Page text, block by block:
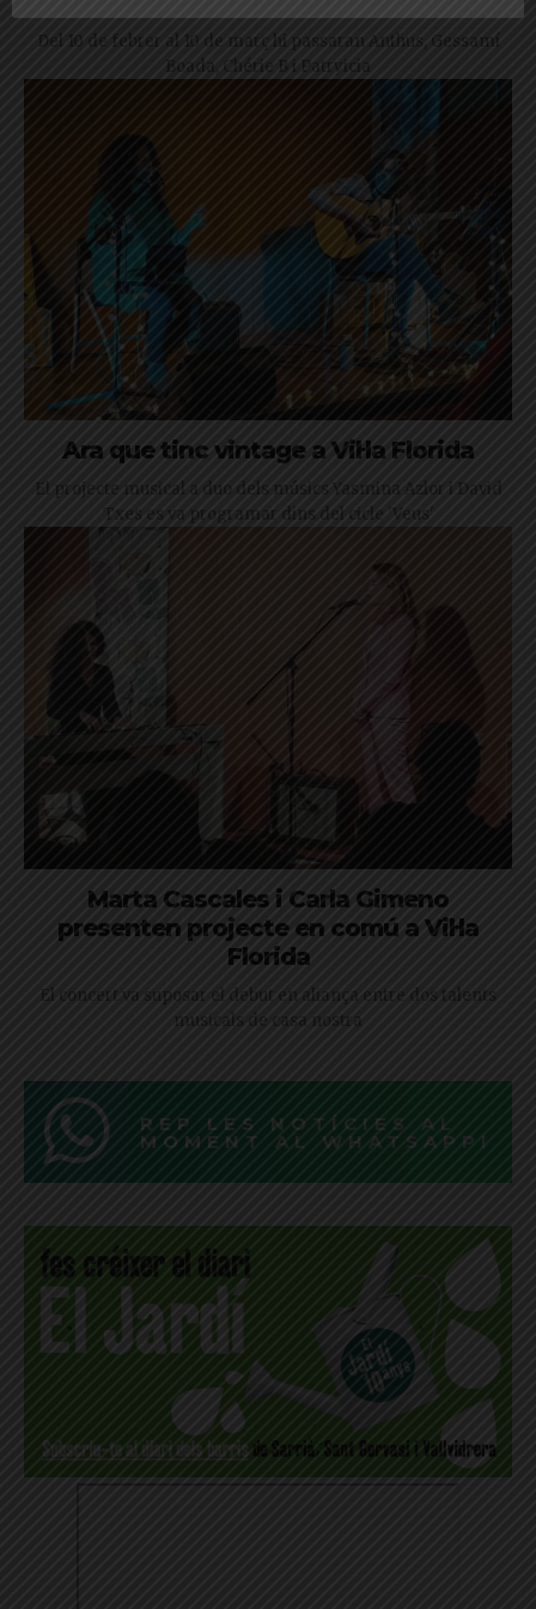
Del 10 de febrer al 10 de març hi passaran Anthus, Gessamí
Boada, Chérie B i Patryicia
Ara que tinc vintage a Vil·la Florida
El projecte musical a duo dels músics Yasmina Azlor i David
Txes es va programar dins del cicle 'Veus'
Marta Cascales i Carla Gimeno
presenten projecte en comú a Vil·la
Florida
El concert va suposar el debut en aliança entre dos talents
musicals de casa nostra
REP LES NOTÍCIES AL
MOMENT AL WHATSAPP!